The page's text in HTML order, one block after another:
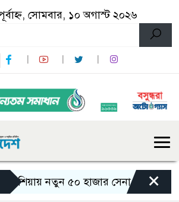
সোমবার, ১০ অগাস্ট ২০২৬
নতুন ৫০ হাজার সেনা পাঠাচ্ছে উত্তর
×